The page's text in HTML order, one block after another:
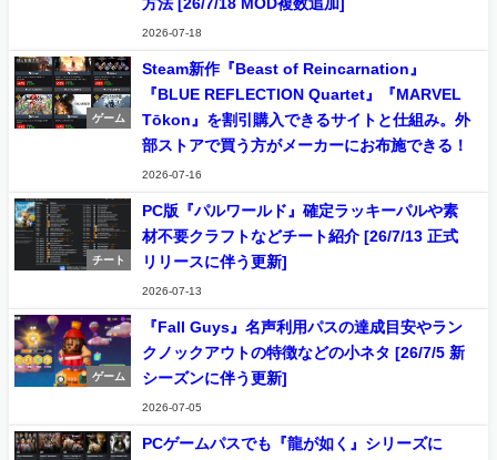
方法 [26/7/18 MOD複数追加]
2026-07-18
ゲーム
Steam新作『Beast of Reincarnation』
『BLUE REFLECTION Quartet』『MARVEL
Tōkon』を割引購入できるサイトと仕組み。外
部ストアで買う方がメーカーにお布施できる！
2026-07-16
チート
PC版『パルワールド』確定ラッキーパルや素
材不要クラフトなどチート紹介 [26/7/13 正式
リリースに伴う更新]
2026-07-13
ゲーム
『Fall Guys』名声利用パスの達成目安やラン
クノックアウトの特徴などの小ネタ [26/7/5 新
シーズンに伴う更新]
2026-07-05
PCゲームパスでも『龍が如く』シリーズに